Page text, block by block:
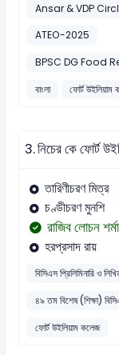
Ansar & VDP
ATEO-2025
BPSC DG Food
বাংলা
ফোর্ট উইলিয়াম
3.নিচের কে ফোর্ট
তারিণীচরণ মিত্র
চণ্ডীচরণ মুনশি
রাজিব লোচন শর্মা
হরপ্রসাদ রায়
বিসিএস প্রিলিমিনারি ও
৪৯ তম বিশেষ (শিক্ষা)
ফোর্ট উইলিয়াম কলেজ